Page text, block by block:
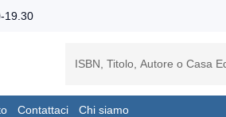
19.30
Contattaci Chi siamo